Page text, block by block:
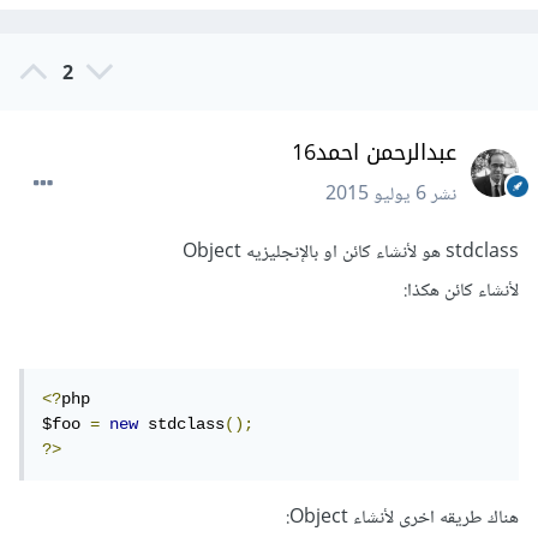
2
عبدالرحمن احمد16
نشر6 يوليو 2015
stdclass هو لأنشاء كائن او بالإنجليزيه Object
لأنشاء كائن هكذا:
<?php
$foo = new stdclass();
?>
هناك طريقه اخرى لأنشاء Object: